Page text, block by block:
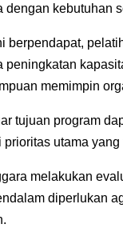
dengan kebutuhan
berpendapat,
memimpin
tujuan program
utama
melakukan
diperlukan